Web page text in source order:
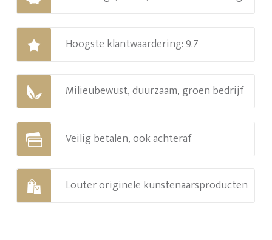
Hoogste klantwaardering: 9.7
Milieubewust, duurzaam, groen bedrijf
Veilig betalen, ook achteraf
Louter originele kunstenaarsproducten